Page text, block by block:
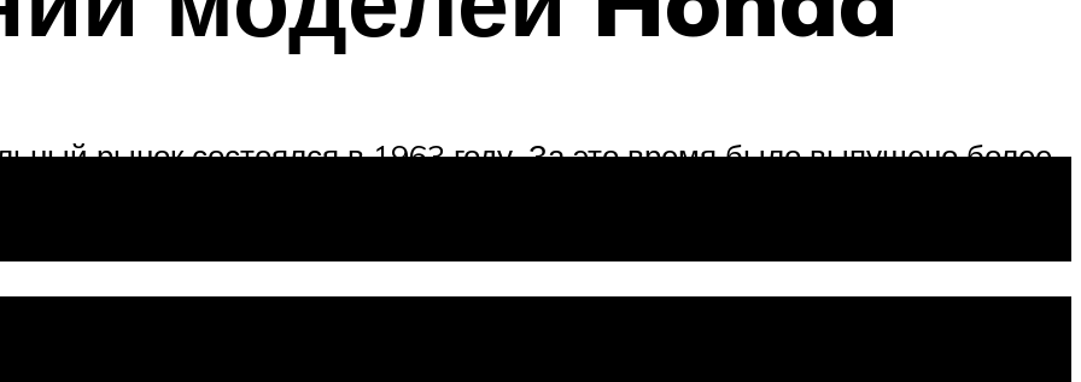
рынок состоялся в 1963 году. За это время было выпущено более
которых является Япония.